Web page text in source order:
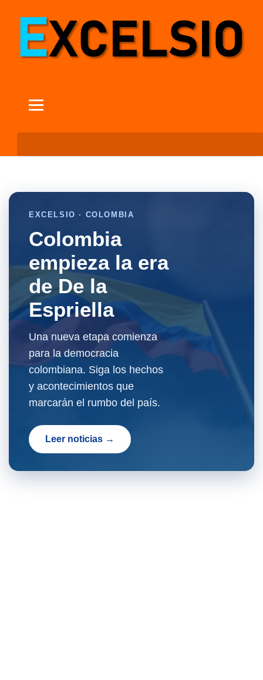
EXCELSIO · COLOMBIA
Colombia
empieza la era
de De la
Espriella
Una nueva etapa comienza
para la democracia
colombiana. Siga los hechos
y acontecimientos que
marcarán el rumbo del país.
Leer noticias →